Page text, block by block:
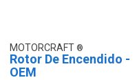
MOTORCRAFT
Rotor De Encendido -
OEM